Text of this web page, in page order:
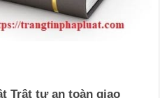
Trật tự an toàn giao